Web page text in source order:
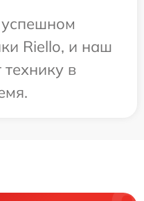
Riello, и наш
технику в